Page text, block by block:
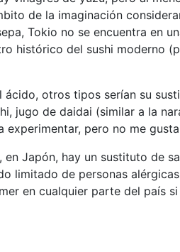
de la imaginación
Tokio no se encuentra en
histórico del sushi moderno
ácido, otros tipos serían su
jugo de daidai (similar a la
experimentar, pero no me
en Japón, hay un sustituto de
limitado de personas
en cualquier parte del país